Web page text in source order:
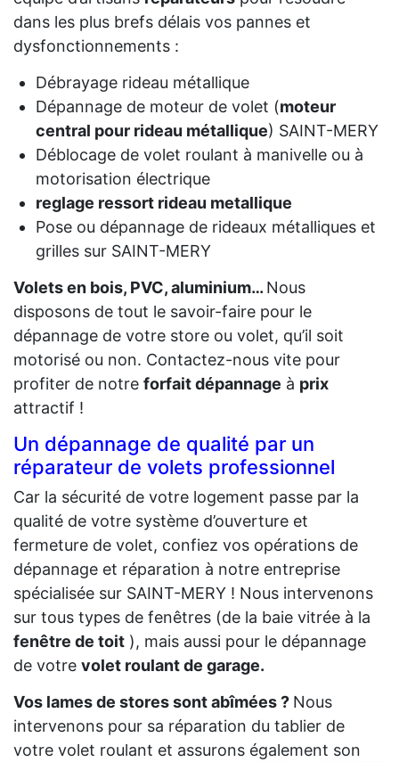
dans les plus brefs délais vos pannes et
dysfonctionnements :
Débrayage rideau métallique
Dépannage de moteur de volet (moteur
central pour rideau métallique) SAINT-MERY
Déblocage de volet roulant à manivelle ou à
motorisation électrique
reglage ressort rideau metallique
Pose ou dépannage de rideaux métalliques et
grilles sur SAINT-MERY
Volets en bois, PVC, aluminium…Nous
disposons de tout le savoir-faire pour le
dépannage de votre store ou volet, qu’il soit
motorisé ou non. Contactez-nous vite pour
profiter de notre forfait dépannage à prix
attractif !
Un dépannage de qualité par un
réparateur de volets professionnel
Car la sécurité de votre logement passe par la
qualité de votre système d’ouverture et
fermeture de volet, confiez vos opérations de
dépannage et réparation à notre entreprise
spécialisée sur SAINT-MERY ! Nous intervenons
sur tous types de fenêtres (de la baie vitrée à la
fenêtre de toit ), mais aussi pour le dépannage
de votre volet roulant de garage.
Vos lames de stores sont abîmées ? Nous
intervenons pour sa réparation du tablier de
votre volet roulant et assurons également son